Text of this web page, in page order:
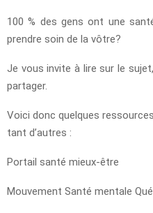
100 % des gens ont une
prendre soin de la vôtre?
Je vous invite à lire sur le
partager.
Voici donc quelques
tant d’autres :
Portail santé mieux-être
Mouvement Santé mentale